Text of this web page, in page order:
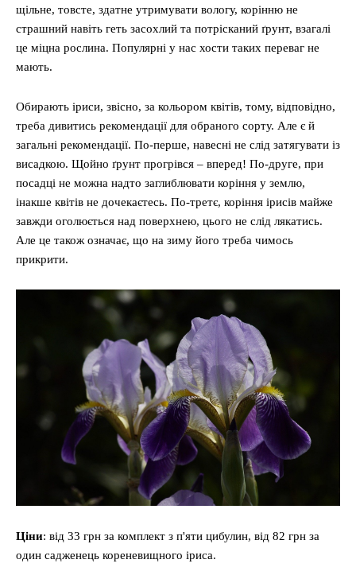
Меню
Київ
Україна
щільне, товсте, здатне утримувати вологу, корінню не
страшний навіть геть засохлий та потрісканий ґрунт, взагалі
це міцна рослина. Популярні у нас хости таких переваг не
мають.
Обирають іриси, звісно, за кольором квітів, тому, відповідно,
треба дивитись рекомендації для обраного сорту. Але є й
загальні рекомендації. По-перше, навесні не слід затягувати із
висадкою. Щойно ґрунт прогрівся – вперед! По-друге, при
посадці не можна надто заглиблювати коріння у землю,
інакше квітів не дочекаєтесь. По-третє, коріння ірисів майже
завжди оголюється над поверхнею, цього не слід лякатись.
Але це також означає, що на зиму його треба чимось
прикрити.
Ціни: від 33 грн за комплект з п'яти цибулин, від 82 грн за
один садженець кореневищного іриса.